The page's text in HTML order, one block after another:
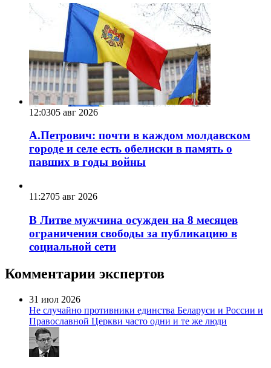
12:0305 авг 2026
А.Петрович: почти в каждом молдавском
городе и селе есть обелиски в память о
павших в годы войны
11:2705 авг 2026
В Литве мужчина осужден на 8 месяцев
ограничения свободы за публикацию в
социальной сети
Комментарии экспертов
31 июл 2026
Не случайно противники единства Беларуси и России и
Православной Церкви часто одни и те же люди